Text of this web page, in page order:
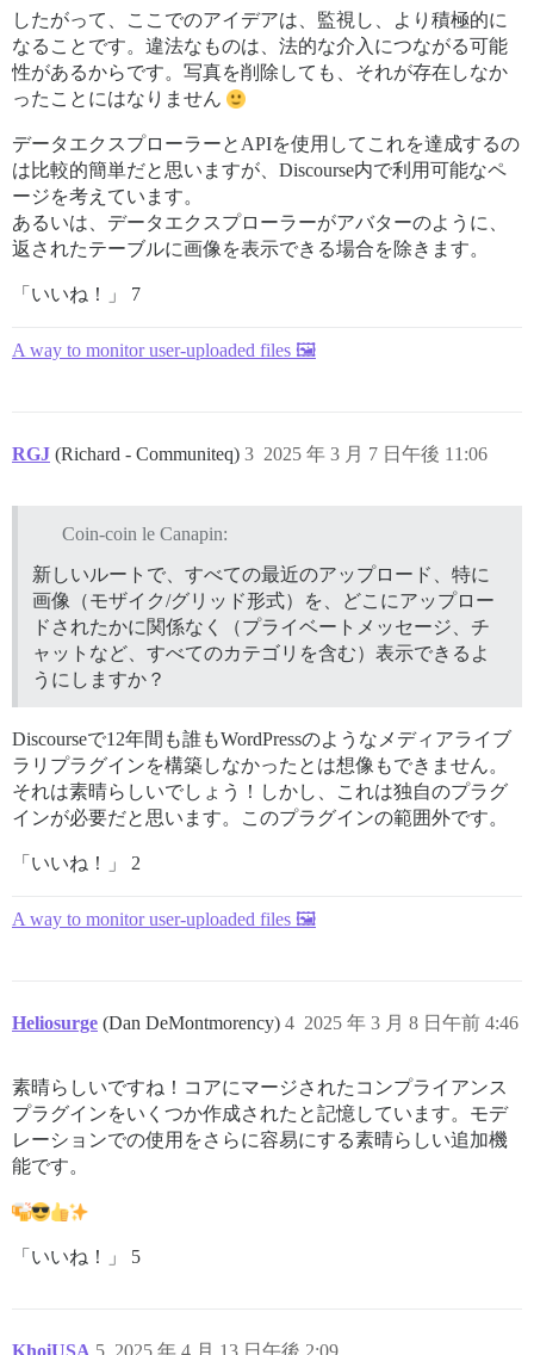
したがって、ここでのアイデアは、監視し、より積極的に
なることです。違法なものは、法的な介入につながる可能
性があるからです。写真を削除しても、それが存在しなか
ったことにはなりません
データエクスプローラーとAPIを使用してこれを達成するの
は比較的簡単だと思いますが、Discourse内で利用可能なペ
ージを考えています。
あるいは、データエクスプローラーがアバターのように、
返されたテーブルに画像を表示できる場合を除きます。
「いいね！」 7
A way to monitor user-uploaded files 🖼️
RGJ (Richard - Communiteq) 2025 年 3 月 7 日午後 11:06
3
Coin-coin le Canapin:
新しいルートで、すべての最近のアップロード、特に
画像（モザイク/グリッド形式）を、どこにアップロー
ドされたかに関係なく（プライベートメッセージ、チ
ャットなど、すべてのカテゴリを含む）表示できるよ
うにしますか？
Discourseで12年間も誰もWordPressのようなメディアライブ
ラリプラグインを構築しなかったとは想像もできません。
それは素晴らしいでしょう！しかし、これは独自のプラグ
インが必要だと思います。このプラグインの範囲外です。
「いいね！」 2
A way to monitor user-uploaded files 🖼️
Heliosurge (Dan DeMontmorency) 2025 年 3 月 8 日午前 4:46
4
素晴らしいですね！コアにマージされたコンプライアンス
プラグインをいくつか作成されたと記憶しています。モデ
レーションでの使用をさらに容易にする素晴らしい追加機
能です。
「いいね！」 5